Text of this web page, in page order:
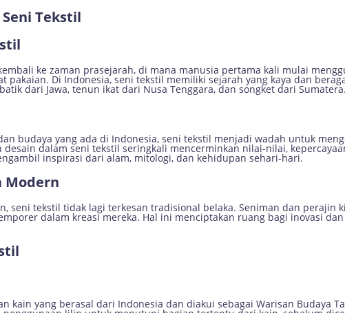
Tekstil
ke zaman prasejarah, di mana manusia pertama kali mulai
pakaian. Di Indonesia, seni tekstil memiliki sejarah yang kaya dan
dari Jawa, tenun ikat dari Nusa Tenggara, dan songket dari
budaya yang ada di Indonesia, seni tekstil menjadi wadah untuk
dalam seni tekstil seringkali mencerminkan nilai-nilai,
inspirasi dari alam, mitologi, dan kehidupan sehari-hari.
Modern
seni tekstil tidak lagi terkesan tradisional belaka. Seniman dan perajin
dalam kreasi mereka. Hal ini menciptakan ruang bagi inovasi
kain yang berasal dari Indonesia dan diakui sebagai Warisan Budaya